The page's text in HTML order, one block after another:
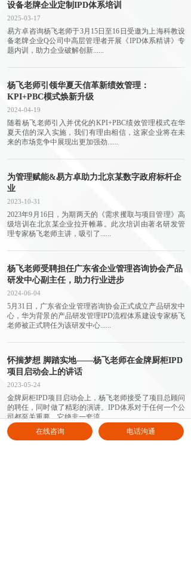
设备老牌企业定制IPD体系培训
2025-03-17
易方卓咨询杨飞老师于3月15日至16日受邀为上海科教设
备老牌企业Q公司中高层管理者开展《IPD体系精讲》专
题内训，助力企业破解创新......
杨飞老师引领华夏天信革新绩效管理：
KPI+PBC模式焕新升级
2024-04-19
随着杨飞老师引入并优化的KPI+PBC绩效管理模式在华
夏天信的深入实施，我们有理由相信，这家企业将在未
来的市场竞争中展现出更加强劲......
为管理赋能&易方卓助力北京某数字政府标杆企
业
2023-10-31
2023年9月16日，为期两天的《需求攫取与项目管理》高
级培训在北京某企业拉开帷幕。此次培训由著名研发管
理专家杨飞老师主讲，吸引了......
杨飞老师受聘担任广东省企业管理咨询协会产品
研发中心副主任，助力行业进步
2024-06-04
5月31日，广东省企业管理咨询协会正式成立产品研发中
心，华为背景的产品研发管理IPD流程体系建设专家杨飞
老师被正式聘任为该研发中心......
怀揣梦想 脚踏实地——杨飞老师在金牌厨柜IPD
项目启动会上的讲话
2023-05-24
金牌厨柜IPD项目启动会上，杨飞老师接受了项目总顾问
的聘任，同时做了精彩的演讲。IPD体系对于任何一个公
司都至关重要，它绝非一套流......
在线咨询 电话沟通